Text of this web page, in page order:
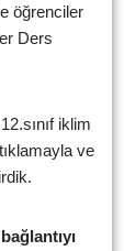
öğrenciler
Ders
iklim
ve